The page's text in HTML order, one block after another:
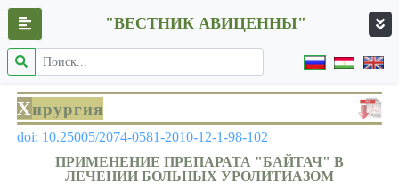
"ВЕСТНИК АВИЦЕННЫ"
Хирургия
doi: 10.25005/2074-0581-2010-12-1-98-102
ПРИМЕНЕНИЕ ПРЕПАРАТА "БАЙТАЧ" В
ЛЕЧЕНИИ БОЛЬНЫХ УРОЛИТИАЗОМ